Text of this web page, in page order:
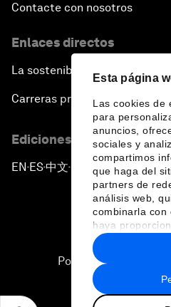
Esta página
Las cookies de
para
anuncios,
sociales y
compartimos
que haga del
partners de
análisis web,
combinarla con
haya
recopilado a
hecho de sus
Contacte con nosotros
Enlaces directos
La sostenibilidad en el Foro
Carreras profesionales
Ediciones en otros
EN ▪ES▪中文▪ 日本語
Política de privacidad